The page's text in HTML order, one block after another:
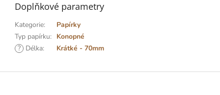
Doplňkové parametry
Kategorie:
Papírky
Typ papírku: Konopné
? Délka: Krátké - 70mm
Z